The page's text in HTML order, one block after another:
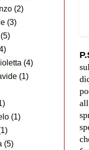
(2)
(3)
(5)
(4)
(1)
(1)
(5)